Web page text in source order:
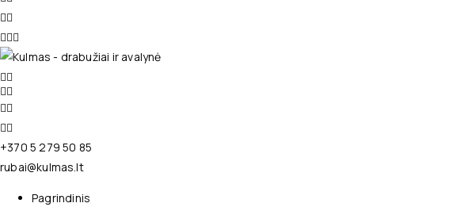
+370 5 279 50 85
rubai@kulmas.lt
Pagrindinis